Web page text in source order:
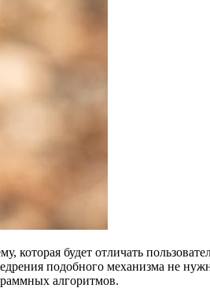
будет отличать
подобного механизма не
алгоритмов.